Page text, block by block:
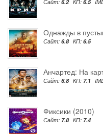
Сайт: 6.2 КП: 6.5
Однажды в
Сайт: 6.8 КП: 6.5
Анчартед: На
Сайт: 6.8 КП: 7.1
Фиксики (2010)
Сайт: 7.8 КП: 7.4